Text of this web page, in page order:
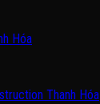
Hóa
Thanh Hóa